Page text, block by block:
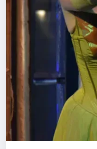
Площадки
Артисты